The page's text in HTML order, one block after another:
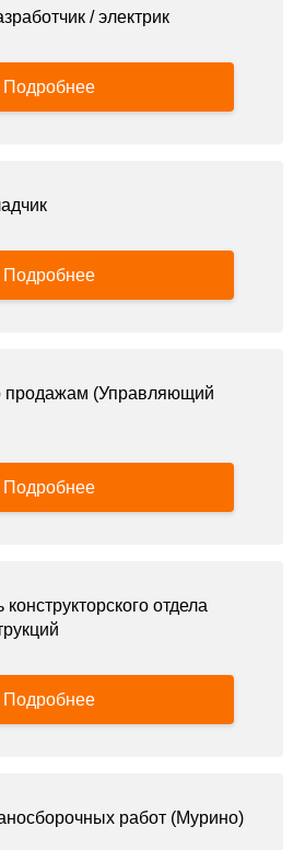
/ электрик
Подробнее
Подробнее
продажам (Управляющий
Подробнее
конструкторского отдела
Подробнее
работ (Мурино)